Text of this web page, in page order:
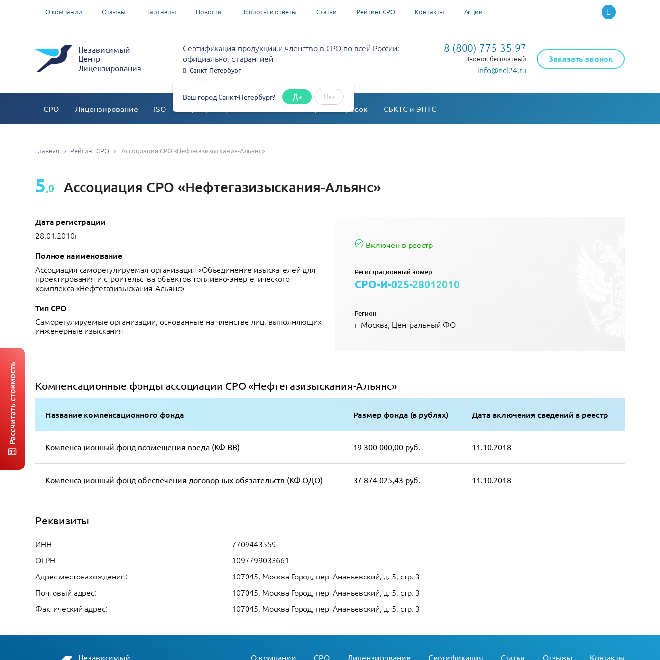
О компании Отзывы Партнеры Новости Вопросы и ответы Статьи Рейтинг СРО Контакты Акции
Независимый
Центр
Лицензирования
Сертификация продукции и членство в СРО по всей России:
официально, с гарантией
Санкт-Петербург
Ваш город Санкт-Петербург? Да Нет
8 (800) 775-35-97
Звонок бесплатный
info@ncl24.ru
Заказать звонок
СРО Лицензирование ISO Согласование перепланировок СБКТС и ЭПТС
Главная Рейтинг СРО Ассоциация СРО «Нефтегазизыскания-Альянс»
5,0 Ассоциация СРО «Нефтегазизыскания-Альянс»
Дата регистрации
28.01.2010г
Полное наименование
Ассоциация саморегулируемая организация «Объединение изыскателей для
проектирования и строительства объектов топливно-энергетического
комплекса «Нефтегазизыскания-Альянс»
Тип СРО
Саморегулируемые организации, основанные на членстве лиц, выполняющих
инженерные изыскания
Включен в реестр
Регистрационный номер
СРО-И-025-28012010
Регион
г. Москва, Центральный ФО
Компенсационные фонды ассоциации СРО «Нефтегазизыскания-Альянс»
Название компенсационного фонда Размер фонда (в рублях) Дата включения сведений в реестр
Компенсационный фонд возмещения вреда (КФ ВВ) 19 300 000,00 руб. 11.10.2018
Компенсационный фонд обеспечения договорных обязательств (КФ ОДО) 37 874 025,43 руб. 11.10.2018
Реквизиты
ИНН
7709443559
ОГРН
1097799033661
Адрес местонахождения:
107045, Москва Город, пер. Ананьевский, д. 5, стр. 3
Почтовый адрес:
107045, Москва Город, пер. Ананьевский, д. 5, стр. 3
Фактический адрес:
107045, Москва Город, пер. Ананьевский, д. 5, стр. 3
Независимый О компании СРО Лицензирование Сертификация Статьи Отзывы Контакты